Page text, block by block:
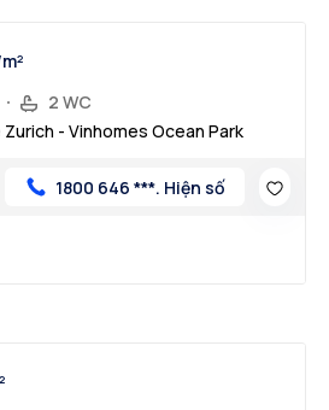
2 WC
Zurich - Vinhomes Ocean Park
1800 646 ***. Hiện số